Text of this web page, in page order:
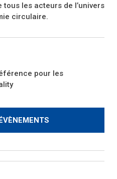
les acteurs de l’univers
circulaire.
pour les